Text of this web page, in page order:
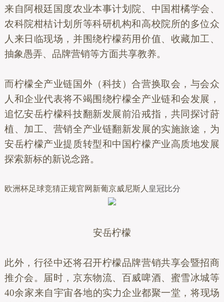
来自阿根廷国度农业本事计划院、中国柑橘学会、
农科院柑桔计划所等科研机构和高校院所的多位众
人来日临现场，并围绕柠檬药用价值、收藏加工、
抽象愚弄、品牌营销等方面共享教养。
而柠檬全产业链国外（科技）合营换取会，与会众
人和企业代表将不竭围绕柠檬全产业链和会发展，
追忆安岳柠檬科技翻新发展前沿戒指，共同探讨莳
植、加工、营销全产业链翻新发展的实施旅途，为
安岳柠檬产业提质转型和中国柠檬产业高质地发展
探索新标的新说念路。
欧洲杯足球竞猜正规官网新葡京威尼斯人 皇冠比分
安岳柠檬
此外，行径中还将召开柠檬品牌营销共享会暨招商
推介会。届时，京东物流、百威啤酒、蜜雪冰城等
40余家来自宇宙各地的实力企业都聚一堂，将现场